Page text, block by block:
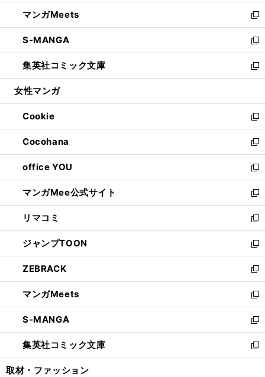
く
ウ
で
開
く
ン
ド
ウ
で
開
く
ウ
ィ
ン
ド
ウ
で
開
し
い
ウ
ィ
ン
ド
ウ
開
く
マンガMeets
新
し
い
ウ
ィ
ン
ウ
で
開
く
S-MANGA
新
し
い
ウ
ン
ド
ウ
で
開
く
集英社コミック文庫
新
し
ウ
ィ
ン
ド
ウ
で
開
く
女性マンガ
Cookie
新
し
い
ウ
ィ
ン
ド
ウ
で
開
く
Cocohana
新
し
い
ウ
ィ
ン
ド
ウ
で
開
く
office YOU
新
し
い
ウ
ィ
ン
ド
ウ
で
開
く
マンガMee公式サイト
新
し
い
ウ
ィ
ン
ド
ウ
で
開
く
リマコミ
新
し
い
ウ
ィ
ン
ド
ウ
で
開
く
ジャンプTOON
新
し
い
ウ
ィ
ン
ド
ウ
で
開
ZEBRACK
新
し
い
ウ
ィ
ン
ド
ウ
マンガMeets
新
し
い
ウ
ィ
ン
S-MANGA
新
し
い
ウ
集英社コミック文庫
新
し
取材・ファッション